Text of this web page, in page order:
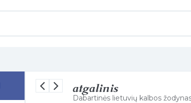
atgalinis
Dabartinės lietuvių kalbos